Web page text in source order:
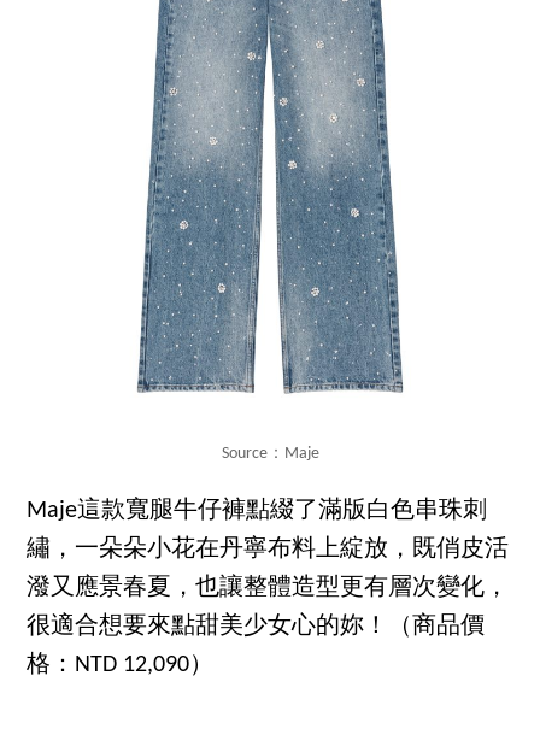
Source：Maje
Maje這款寬腿牛仔褲點綴了滿版白色串珠刺
繡，一朵朵小花在丹寧布料上綻放，既俏皮活
潑又應景春夏，也讓整體造型更有層次變化，
很適合想要來點甜美少女心的妳！（商品價
格：NTD 12,090）